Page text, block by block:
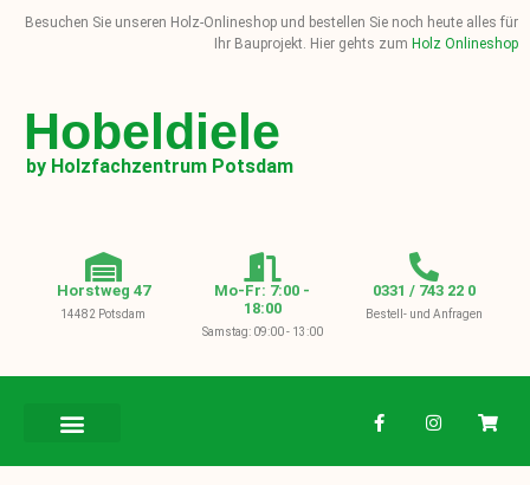
Besuchen Sie unseren Holz-Onlineshop und bestellen Sie noch heute alles für
Ihr Bauprojekt. Hier gehts zum Holz Onlineshop
Hobeldiele
by Holzfachzentrum Potsdam
Horstweg 47
14482 Potsdam
Mo-Fr: 7:00 -
18:00
Samstag: 09:00 - 13:00
0331 / 743 22 0
Bestell- und Anfragen